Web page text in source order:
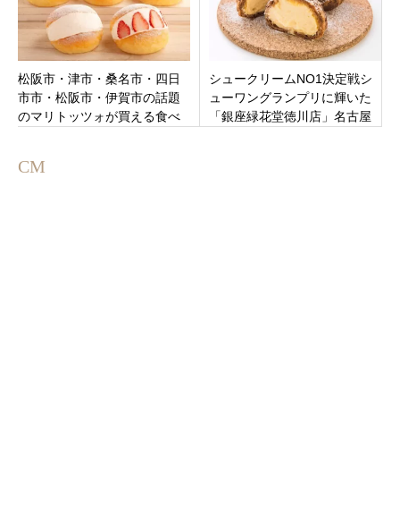
松阪市・津市・桑名市・四日
市市・松阪市・伊賀市の話題
のマリトッツォが買える食べ
シュークリームNO1決定戦シ
ューワングランプリに輝いた
「銀座緑花堂徳川店」名古屋
CM